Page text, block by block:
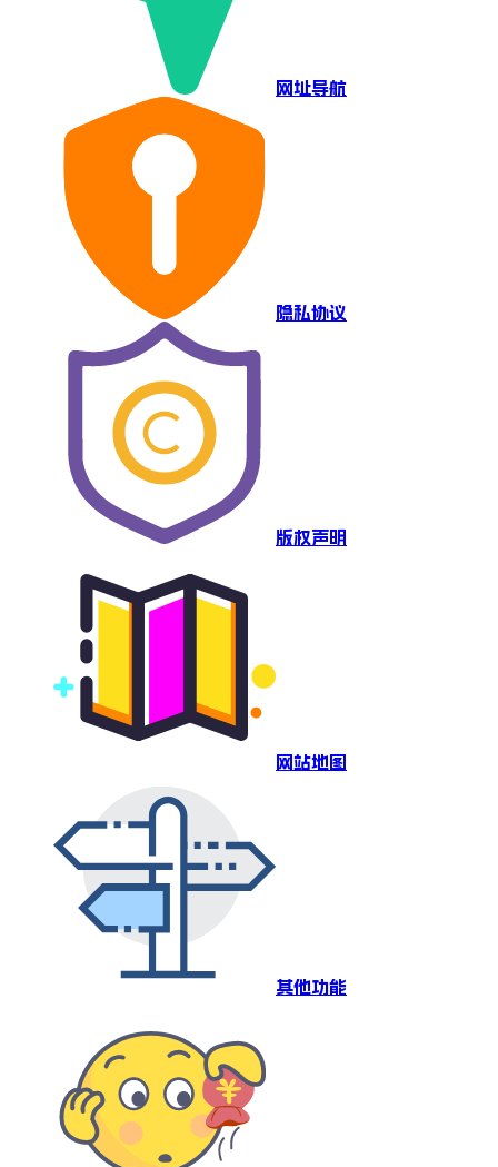
网址导航
隐私协议
版权声明
网站地图
其他功能